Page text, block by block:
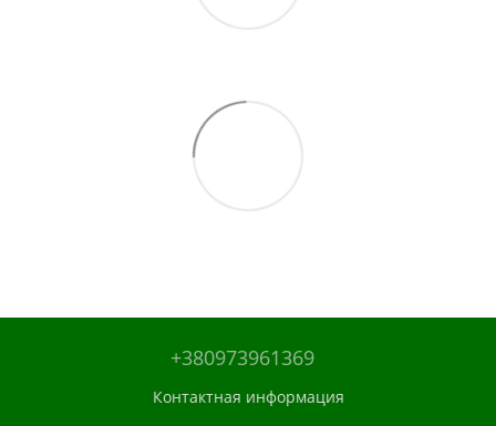
+380973961369
Контактная информация